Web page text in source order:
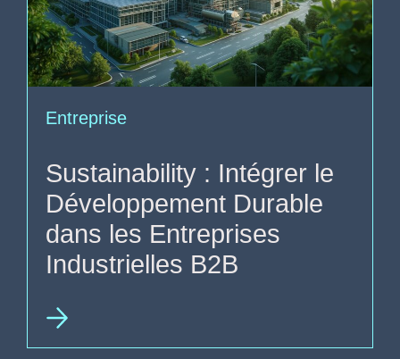
Entreprise
Sustainability : Intégrer le
Développement Durable
dans les Entreprises
Industrielles B2B